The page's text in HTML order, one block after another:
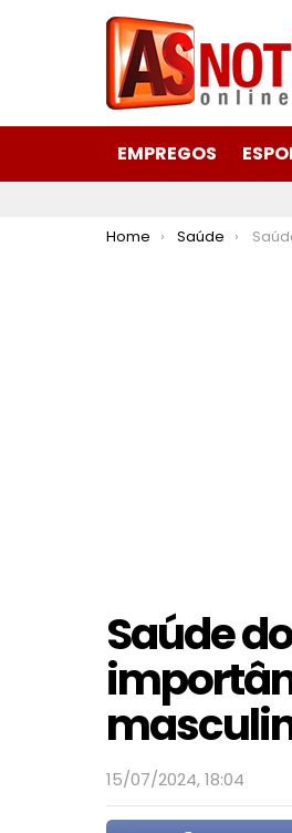
EMPREGOS
You are here:
Home Saúde Saúde do
Saúde
15/07/2024, 18:04